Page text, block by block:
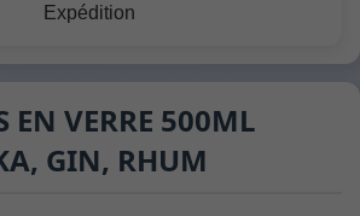
Expédition
EN VERRE 500ML
GIN, RHUM